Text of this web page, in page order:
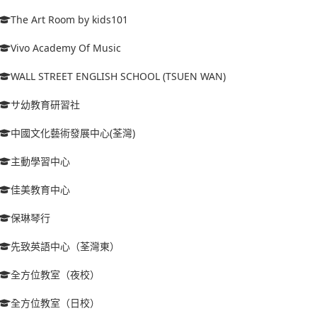
The Art Room by kids101
Vivo Academy Of Music
WALL STREET ENGLISH SCHOOL (TSUEN WAN)
サ幼教育研習社
中國文化藝術發展中心(荃灣)
主動學習中心
佳美教育中心
保琳琴行
先致英語中心（荃灣東）
全方位教室（夜校）
全方位教室（日校）